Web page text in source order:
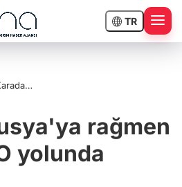
TR
rağmen
yolunda